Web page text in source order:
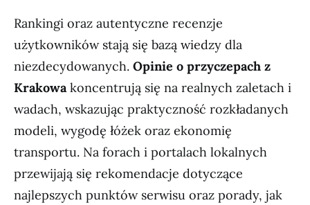
Rankingi oraz autentyczne recenzje
użytkowników stają się bazą wiedzy dla
niezdecydowanych. Opinie o przyczepach z
Krakowakoncentrują się na realnych zaletach i
wadach, wskazując praktyczność rozkładanych
modeli, wygodę łóżek oraz ekonomię
transportu. Na forach i portalach lokalnych
przewijają się rekomendacje dotyczące
najlepszych punktów serwisu oraz porady, jak